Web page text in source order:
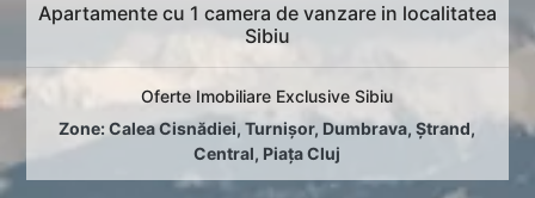
Apartamente cu 1 camera de vanzare in localitatea
Sibiu
Oferte Imobiliare Exclusive Sibiu
Zone:Calea Cisnădiei,Turnișor, Dumbrava,Ștrand,
Central, Piața Cluj